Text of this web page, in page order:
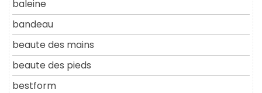
baleine
bandeau
beaute des mains
beaute des pieds
bestform